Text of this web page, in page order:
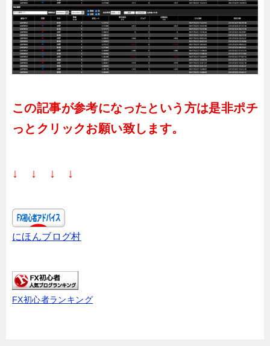
この記事が参考になったという方は是非ポチ
っとクリックお願い致します。
↓ ↓ ↓ ↓
にほんブログ村
FX初心者ランキング